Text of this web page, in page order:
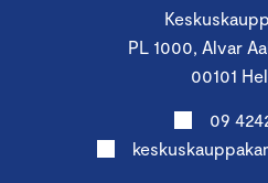
PL 1000, Alvar
00101
09